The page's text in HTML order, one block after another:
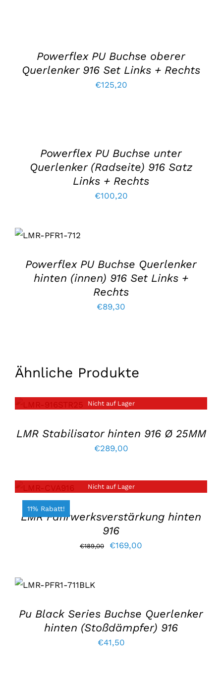
EINZELHEITEN
Powerflex PU Buchse oberer
Querlenker 916 Set Links + Rechts
€125,20
EINZELHEITENPowerflex PU Buchse unter
Querlenker (Radseite) 916 Satz
Links + Rechts
€100,20
WARENKORB
Powerflex PU Buchse Querlenker
hinten (innen) 916 Set Links +
Rechts
€89,30
Ähnliche Produkte
Nicht auf Lager
EINZELHEITEN
LMR Stabilisator hinten 916 Ø 25MM
€289,00
Nicht auf Lager
11% Rabatt!
EINZELHEITEN
LMR Fahrwerksverstärkung hinten
916
€189,00
Der
€169,00
WARENKORB
Pu Black Series Buchse Querlenker
hinten (Stoßdämpfer) 916
€41,50